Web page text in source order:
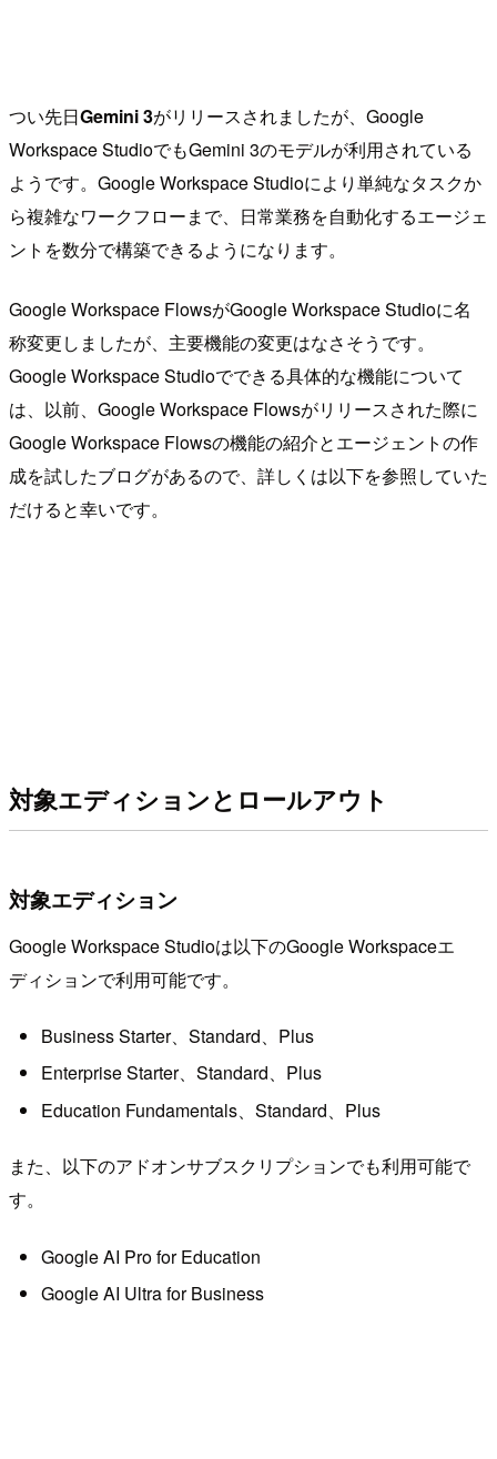
つい先日Gemini 3がリリースされましたが、Google
Workspace StudioでもGemini 3のモデルが利用されている
ようです。Google Workspace Studioにより単純なタスクか
ら複雑なワークフローまで、日常業務を自動化するエージェ
ントを数分で構築できるようになります。
Google Workspace FlowsがGoogle Workspace Studioに名
称変更しましたが、主要機能の変更はなさそうです。
Google Workspace Studioでできる具体的な機能について
は、以前、Google Workspace Flowsがリリースされた際に
Google Workspace Flowsの機能の紹介とエージェントの作
成を試したブログがあるので、詳しくは以下を参照していた
だけると幸いです。
対象エディションとロールアウト
対象エディション
Google Workspace Studioは以下のGoogle Workspaceエ
ディションで利用可能です。
Business Starter、Standard、Plus
Enterprise Starter、Standard、Plus
Education Fundamentals、Standard、Plus
また、以下のアドオンサブスクリプションでも利用可能で
す。
Google AI Pro for Education
Google AI Ultra for Business